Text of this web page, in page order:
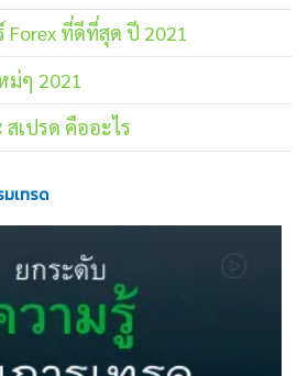
Forex ที่ดีที่สุด ปี 2021
ม่ๆ 2021
สเปรด คืออะไร
เทรด